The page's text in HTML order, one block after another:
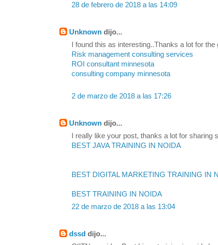
28 de febrero de 2018 a las 14:09
Unknown dijo...
I found this as interesting..Thanks a lot for
Risk management consulting services
ROI consultant minnesota
consulting company minnesota
2 de marzo de 2018 a las 17:26
Unknown dijo...
I really like your post, thanks a lot for sharing
BEST JAVA TRAINING IN NOIDA
BEST DIGITAL MARKETING TRAINING IN
BEST TRAINING IN NOIDA
22 de marzo de 2018 a las 13:04
dssd dijo...